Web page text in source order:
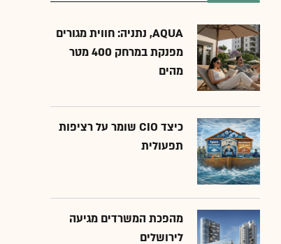
AQUA, נתניה: חווית מגורים
מפנקת במרחק 400 מטר
מהים
כיצד CIO שומר על רציפות
תפעולית
מהפכת המשרדים מגיעה
לירושלים